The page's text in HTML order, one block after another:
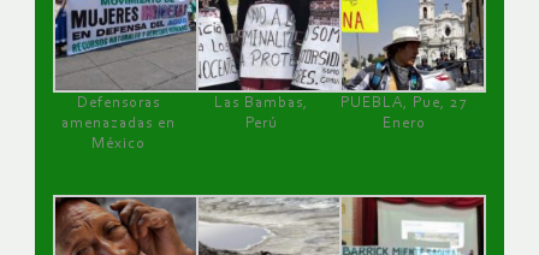
Defensoras
amenazadas en
México
Las Bambas,
Perú
PUEBLA, Pue, 27
Enero